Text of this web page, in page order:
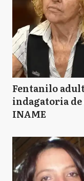
Fentanilo
indagatoria de
INAME